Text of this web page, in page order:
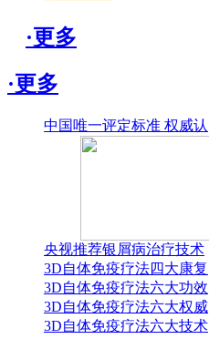
·更多
·更多
中国唯一评定标准 权威认
央视推荐银屑病治疗技术
3D自体免疫疗法四大康复
3D自体免疫疗法六大功效
3D自体免疫疗法六大权威
3D自体免疫疗法六大技术